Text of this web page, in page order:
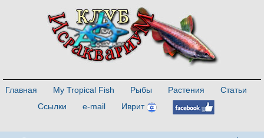
Главная My Tropical Fish Рыбы Растения
Статьи
Ссылки
e-mail Иврит